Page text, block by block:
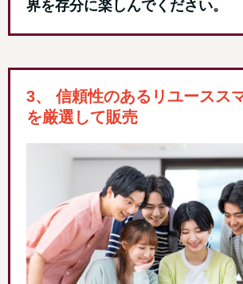
界を存分に楽しんでください。
3、 信頼性のあるリユースス
を厳選して販売